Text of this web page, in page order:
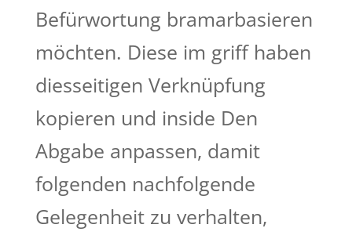
Befürwortung bramarbasieren
möchten. Diese im griff haben
diesseitigen Verknüpfung
kopieren und inside Den
Abgabe anpassen, damit
folgenden nachfolgende
Gelegenheit zu verhalten,